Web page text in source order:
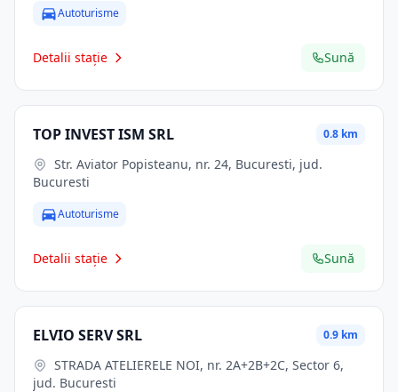
Autoturisme
Detalii stație Sună
TOP INVEST ISM SRL 0.8 km
Bucuresti
Autoturisme
Detalii stație Sună
ELVIO SERV SRL 0.9 km
jud. Bucuresti